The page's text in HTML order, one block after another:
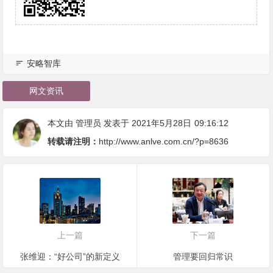
安略智库
网文资讯
本文由管理员 发表于 2021年5月28日 09:16:12
转载请注明： http://www.anlve.com.cn/?p=8636
上一篇
张维迎：“好公司”的新定义
下一篇
管理要回归常识